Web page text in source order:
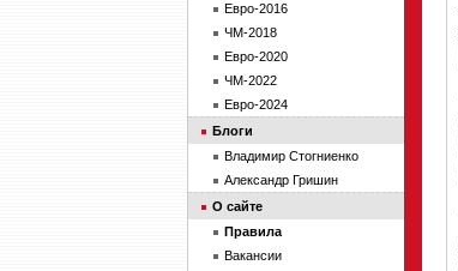
Евро-2016
ЧМ-2018
Евро-2020
ЧМ-2022
Евро-2024
Блоги
Владимир Стогниенко
Александр Гришин
О сайте
Правила
Вакансии